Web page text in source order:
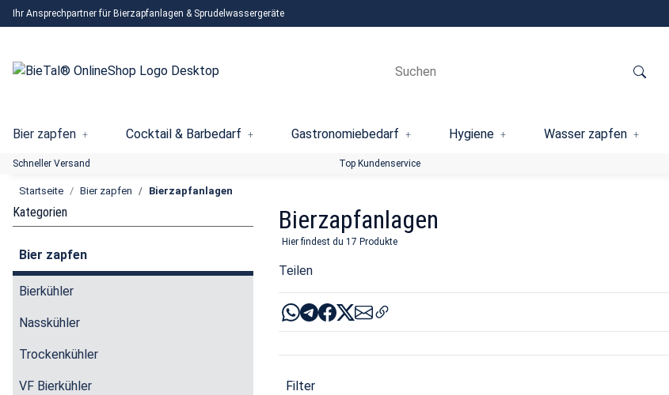
Ihr Ansprechpartner für Bierzapfanlagen & Sprudelwassergeräte
Bier zapfen Cocktail & Barbedarf Gastronomiebedarf Hygiene Wasser zapfen
Schneller Versand Top Kundenservice
Startseite Bier zapfen Bierzapfanlagen
Bierzapfanlagen
Hier findest du 17 Produkte
Teilen
Filter
Kategorien
Bier zapfen
Bierkühler
Nasskühler
Trockenkühler
VF Bierkühler